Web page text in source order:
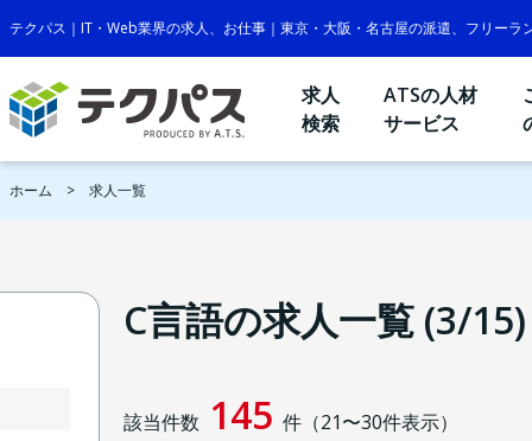
テクパス｜IT・Web業界の求人、お仕事｜東京・大阪・名古屋の派遣、フリーラ
求人
検索
ATSの人材
サービス
ホーム 求人一覧
C言語の求人一覧 (3/15)
該当件数 145 件（21〜30件表示）